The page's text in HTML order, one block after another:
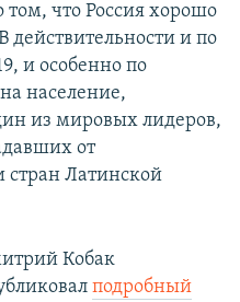
что Россия хорошо
действительности и по
и особенно по
население,
из мировых лидеров,
от
стран Латинской
Кобак
подробный